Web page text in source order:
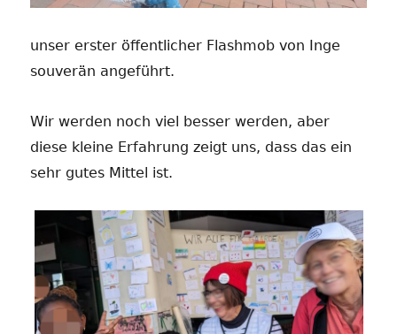
unser erster öffentlicher Flashmob von Inge
souverän angeführt.
Wir werden noch viel besser werden, aber
diese kleine Erfahrung zeigt uns, dass das ein
sehr gutes Mittel ist.